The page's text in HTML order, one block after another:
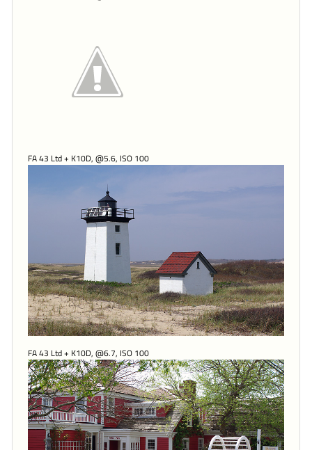
FA 43 Ltd + K10D, @5.6, ISO 100
FA 43 Ltd + K10D, @6.7, ISO 100